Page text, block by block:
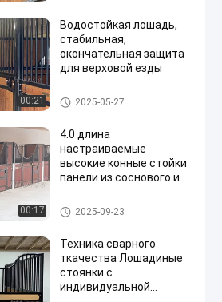
00:21
Водостойкая лошадь,
стабильная,
окончательная защита
для верховой езды
Панели стойла лошади
2025-05-27
00:17
4.0 длина
настраиваемые
высокие конные стойки
панели из соснового или
для стабильных и
безопасных конюшен
европейские стойлы лошади
2025-09-23
Техника сварного
ткачества Лошадиные
стоянки с
индивидуальной